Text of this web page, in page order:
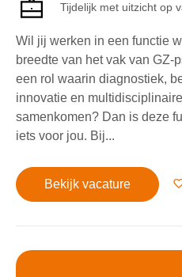
Tijdelijk met uitzicht op
Wil jij werken in een functie
breedte van het vak van GZ-
een rol waarin diagnostiek,
innovatie en
samenkomen? Dan is deze
iets voor jou. Bij...
Bekijk vacature